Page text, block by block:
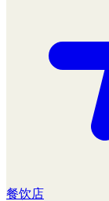
餐饮店